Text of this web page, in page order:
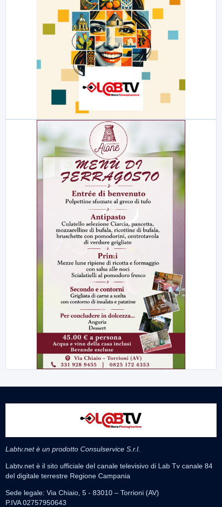
Labtv.net è un prodotto Consulservice S.r.l.
Labtv.net è il sito ufficiale del canale televisivo di Lab Tv canale 84
del digitale terrestre Regione Campania
Sede legale: Via Chiaio, 5 - 83010 – Torrioni (AV)
P.IVA 02757950643